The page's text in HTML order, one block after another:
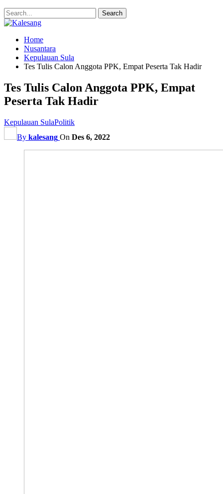
Home
Nusantara
Kepulauan Sula
Tes Tulis Calon Anggota PPK, Empat Peserta Tak Hadir
Tes Tulis Calon Anggota PPK, Empat
Peserta Tak Hadir
Kepulauan SulaPolitik
By kalesang On Des 6, 2022